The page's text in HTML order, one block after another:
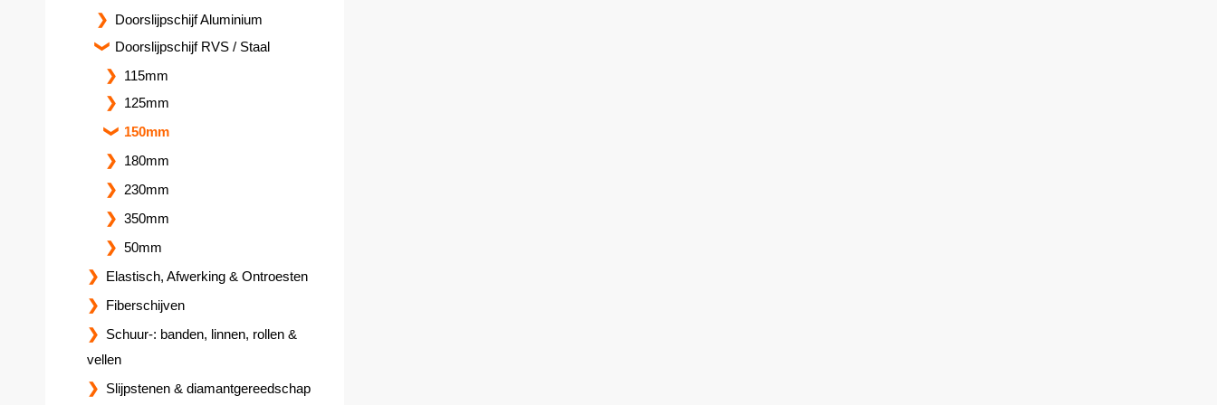
Doorslijpschijf Aluminium
Doorslijpschijf RVS / Staal
115mm
125mm
150mm
180mm
230mm
350mm
50mm
Elastisch, Afwerking & Ontroesten
Fiberschijven
Schuur-: banden, linnen, rollen &
vellen
Slijpstenen & diamantgereedschap